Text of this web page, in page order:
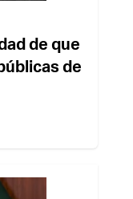
de que
de